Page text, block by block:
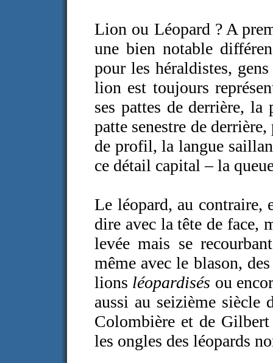
Lion ou Léopard ? A
une bien notable
pour les héraldistes,
lion est toujours
ses pattes de derrière,
patte senestre de
de profil, la langue
ce détail capital – la
Le léopard, au
dire avec la tête de face,
levée mais se
même avec le blason,
lions léopardisés ou
aussi au seizième
Colombière et de
les ongles des léopards